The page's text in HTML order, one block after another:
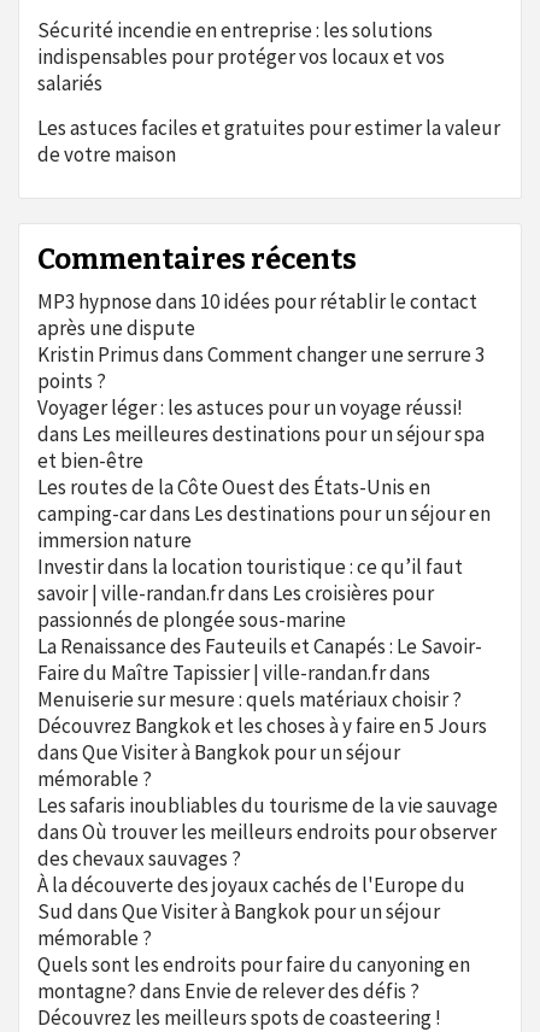
Sécurité incendie en entreprise : les solutions
indispensables pour protéger vos locaux et vos
salariés
Les astuces faciles et gratuites pour estimer la valeur
de votre maison
Commentaires récents
MP3 hypnosedans 10 idées pour rétablir le contact
après une dispute
Kristin PrimusdansComment changer une serrure 3
points ?
Voyager léger : les astuces pour un voyage réussi!
dans Les meilleures destinations pour un séjour spa
et bien-être
Les routes de la Côte Ouest des États-Unis en
camping-cardans Les destinations pour un séjour en
immersion nature
Investir dans la location touristique : ce qu’il faut
savoir | ville-randan.frdans Les croisières pour
passionnés de plongée sous-marine
La Renaissance des Fauteuils et Canapés : Le Savoir-
Faire du Maître Tapissier | ville-randan.frdans
Menuiserie sur mesure : quels matériaux choisir ?
Découvrez Bangkok et les choses à y faire en 5 Jours
dansQue Visiter à Bangkok pour un séjour
mémorable ?
Les safaris inoubliables du tourisme de la vie sauvage
dansOù trouver les meilleurs endroits pour observer
des chevaux sauvages ?
À la découverte des joyaux cachés de l'Europe du
SuddansQue Visiter à Bangkok pour un séjour
mémorable ?
Quels sont les endroits pour faire du canyoning en
montagne?dans Envie de relever des défis ?
Découvrez les meilleurs spots de coasteering !